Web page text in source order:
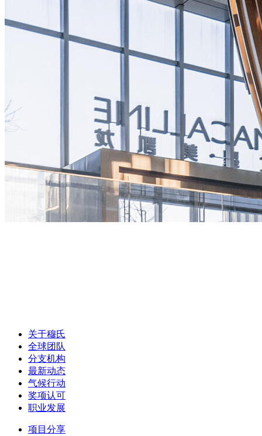
关于穆氏
全球团队
分支机构
最新动态
气候行动
奖项认可
职业发展
项目分享